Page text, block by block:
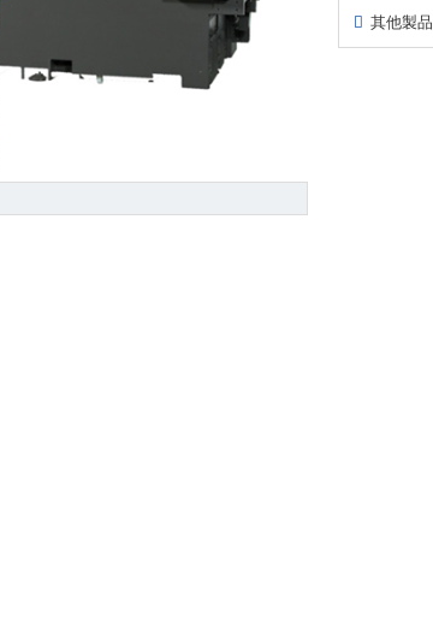
其他製品